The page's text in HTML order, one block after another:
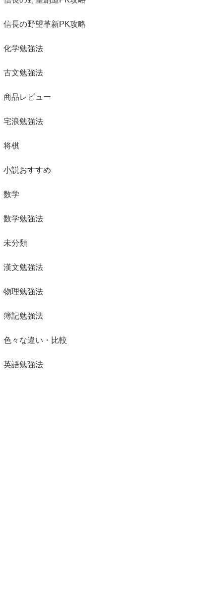
信長の野望革新PK攻略
化学勉強法
古文勉強法
商品レビュー
宅浪勉強法
将棋
小説おすすめ
数学
数学勉強法
未分類
漢文勉強法
物理勉強法
簿記勉強法
色々な違い・比較
英語勉強法